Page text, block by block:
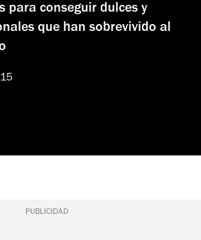
para conseguir dulces y
que han sobrevivido al
PUBLICIDAD